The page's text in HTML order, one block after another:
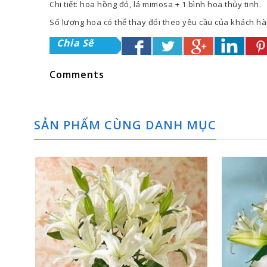
Chi tiết: hoa hồng đỏ, lá mimosa + 1 bình hoa thủy tinh.
Số lượng hoa có thể thay đổi theo yêu cầu của khách
Chia Sẽ
Comments
SẢN PHẨM CÙNG DANH MỤC